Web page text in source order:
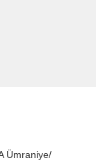
Ümraniye/